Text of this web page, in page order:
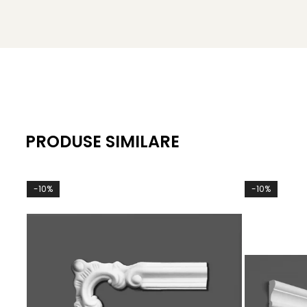
PRODUSE SIMILARE
-10% -10%